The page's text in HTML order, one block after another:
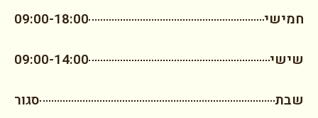
חמישי 09:00-18:00
שישי 09:00-14:00
שבת סגור